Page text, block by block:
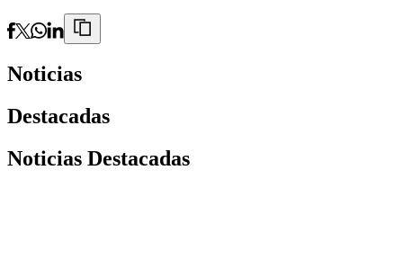
Noticias
Destacadas
Noticias Destacadas